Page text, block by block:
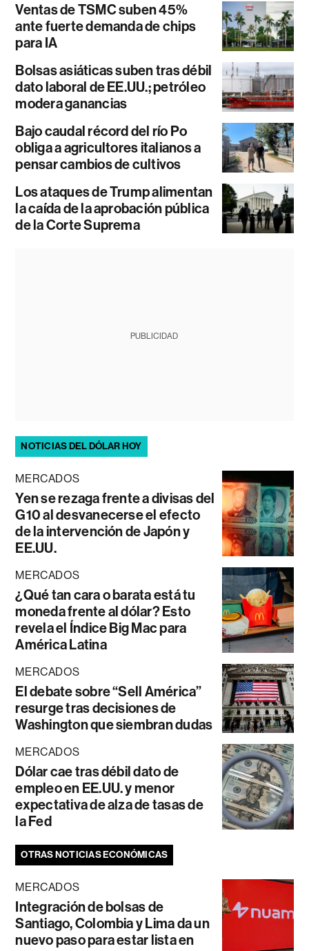
Ventas de TSMC suben 45%
ante fuerte demanda de chips
para IA
Bolsas asiáticas suben tras débil
dato laboral de EE.UU.; petróleo
modera ganancias
Bajo caudal récord del río Po
obliga a agricultores italianos a
pensar cambios de cultivos
Los ataques de Trump alimentan
la caída de la aprobación pública
de la Corte Suprema
PUBLICIDAD
NOTICIAS DEL DÓLAR HOY
MERCADOS
Yen se rezaga frente a divisas del
G10 al desvanecerse el efecto
de la intervención de Japón y
EE.UU.
MERCADOS
¿Qué tan cara o barata está tu
moneda frente al dólar? Esto
revela el Índice Big Mac para
América Latina
MERCADOS
El debate sobre “Sell América”
resurge tras decisiones de
Washington que siembran dudas
MERCADOS
Dólar cae tras débil dato de
empleo en EE.UU. y menor
expectativa de alza de tasas de
la Fed
OTRAS NOTICIAS ECONÓMICAS
MERCADOS
Integración de bolsas de
Santiago, Colombia y Lima da un
nuevo paso para estar lista en